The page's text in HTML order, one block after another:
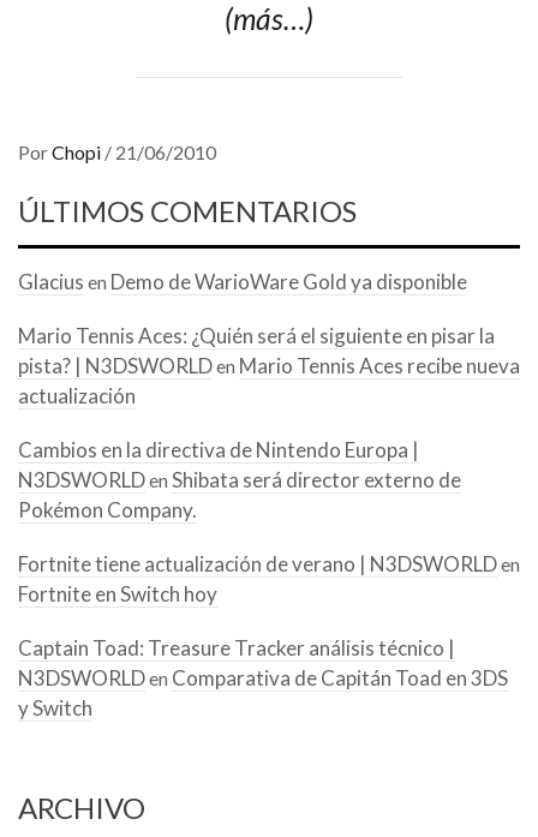
(más…)
PorChopi / 21/06/2010
ÚLTIMOS COMENTARIOS
Glacius en Demo de WarioWare Gold ya disponible
Mario Tennis Aces: ¿Quién será el siguiente en pisar la
pista? | N3DSWORLDen Mario Tennis Aces recibe nueva
actualización
Cambios en la directiva de Nintendo Europa |
N3DSWORLDen Shibata será director externo de
Pokémon Company.
Fortnite tiene actualización de verano | N3DSWORLDen
Fortnite en Switch hoy
Captain Toad: Treasure Tracker análisis técnico |
N3DSWORLDen Comparativa de Capitán Toad en 3DS
y Switch
ARCHIVO